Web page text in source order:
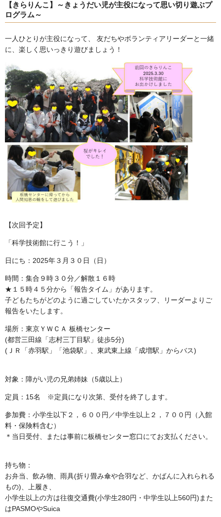
【きらりんこ】～きょうだい児が主役になって思い切り遊ぶプ
ログラム～
一人ひとりが主役になって、 友だちやボランティアリーダーと一緒
に、楽しく思いっきり遊びましょう！
【次回予定】
「科学技術館に行こう！」
日にち：2025年３月３０日（日）
時間：集合９時３０分／解散１６時
★１５時４５分から「報告タイム」があります。
子どもたちがどのように過ごしていたかスタッフ、リーダーよりご
報告をいたします。
場所：東京ＹＷＣＡ 板橋センター
(都営三田線「志村三丁目駅」徒歩5分)
(ＪＲ「赤羽駅」「池袋駅」、東武東上線「成増駅」からバス)
対象：障がい児の兄弟姉妹（5歳以上）
定員：15名 ※定員になり次第、受付を終了します。
参加費：小学生以下２，６００円／中学生以上２，７００円
（入館
料・保険料含む）
＊当日受付、または事前に板橋センター窓口にてお支払ください。
持ち物：
お弁当、飲み物、雨具(折り畳み傘や合羽など、かばんに入れられる
もの)、上履き、
小学生以上の方は往復交通費(小学生280円・中学生以上560円) また
はPASMOやSuica